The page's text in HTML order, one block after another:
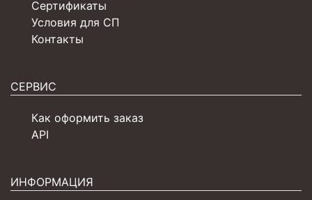
Сертификаты
Условия для СП
Контакты
СЕРВИС
Как оформить заказ
API
ИНФОРМАЦИЯ